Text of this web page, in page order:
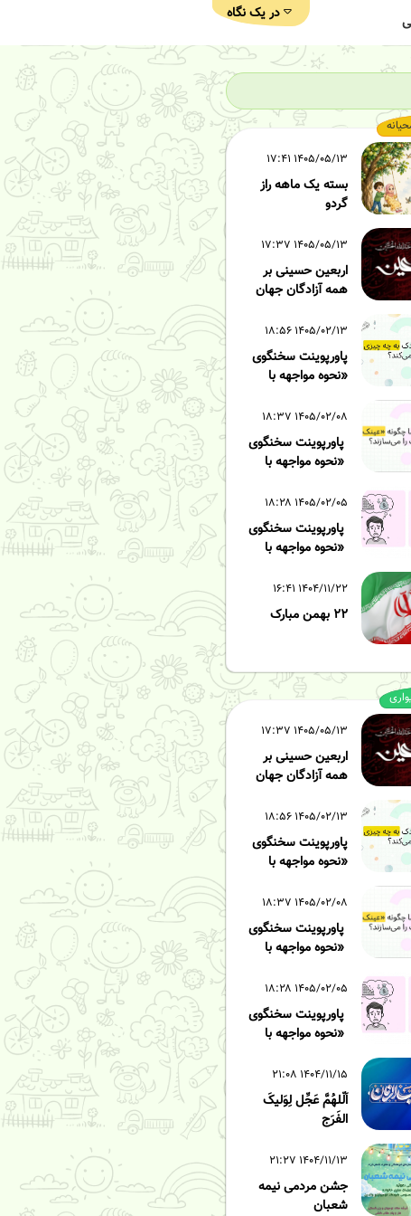
در یک نگاه
۱۴۰۵/۰۵/۱۳ ۱۷:۴۱
بسته یک ماهه راز
گردو
۱۴۰۵/۰۵/۱۳ ۱۷:۳۷
اربعین حسینی بر
همه آزادگان جهان
۱۴۰۵/۰۲/۱۳ ۱۸:۵۶
پاورپوینت سخنگوی
«نحوه مواجهه با
زده» - قسمت سوم
۱۴۰۵/۰۲/۰۸ ۱۸:۳۷
پاورپوینت سخنگوی
«نحوه مواجهه با
۱۴۰۵/۰۲/۰۵ ۱۸:۲۸
پاورپوینت سخنگوی
«نحوه مواجهه با
زده» - قسمت اول
۱۴۰۴/۱۱/۲۲ ۱۶:۴۱
۲۲ بهمن مبارک
۱۴۰۵/۰۵/۱۳ ۱۷:۳۷
اربعین حسینی بر
همه آزادگان جهان
۱۴۰۵/۰۲/۱۳ ۱۸:۵۶
پاورپوینت سخنگوی
«نحوه مواجهه با
زده» - قسمت سوم
۱۴۰۵/۰۲/۰۸ ۱۸:۳۷
پاورپوینت سخنگوی
«نحوه مواجهه با
۱۴۰۵/۰۲/۰۵ ۱۸:۲۸
پاورپوینت سخنگوی
«نحوه مواجهه با
زده» - قسمت اول
۱۴۰۴/۱۱/۱۵ ۲۱:۰۸
اَلّلهُمَّ عَجِّل لِوَلیکَ
الفَرَج
۱۴۰۴/۱۱/۱۳ ۲۱:۲۷
جشن مردمی نیمه
شعبان